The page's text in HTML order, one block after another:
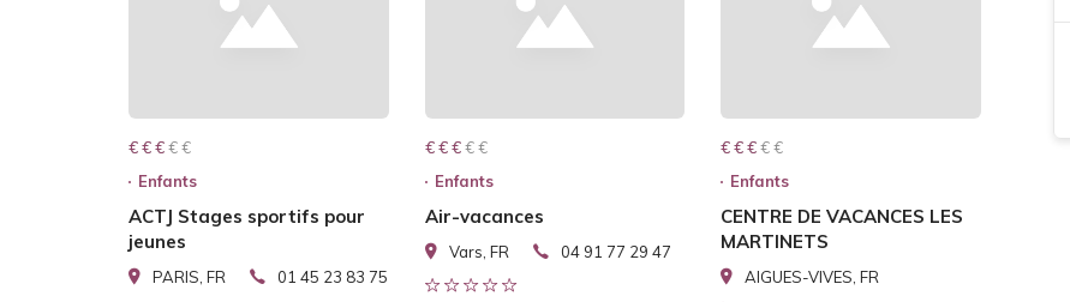
€ € € € €
€ € €
Enfants
ACTJ Stages sportifs pour
jeunes
PARIS, FR 01 45 23 83 75
€ € € € €
€ € €
Enfants
Air-vacances
Vars, FR 04 91 77 29 47
€ € € € €
€ € €
Enfants
CENTRE DE VACANCES LES
MARTINETS
AIGUES-VIVES, FR